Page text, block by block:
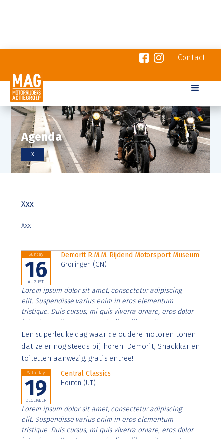
Contact
Agenda
X
Xxx
Xxx
Sunday
16
AUGUST
Demorit R.M.M. Rijdend Motorsport Museum
Groningen (GN)
Lorem ipsum dolor sit amet, consectetur adipiscing
elit. Suspendisse varius enim in eros elementum
tristique. Duis cursus, mi quis viverra ornare, eros dolor
interdum nulla, ut commodo diam libero vitae erat.
Aenean faucibus nibh et justo cursus id rutrum lorem
imperdiet. Nunc ut sem vitae risus tristique posuere.
Een superleuke dag waar de oudere motoren tonen
dat ze er nog steeds bij horen. Demorit, Snackkar en
toiletten aanwezig, gratis entree!
Saturday
19
DECEMBER
Central Classics
Houten (UT)
Lorem ipsum dolor sit amet, consectetur adipiscing
elit. Suspendisse varius enim in eros elementum
tristique. Duis cursus, mi quis viverra ornare, eros dolor
interdum nulla, ut commodo diam libero vitae erat.